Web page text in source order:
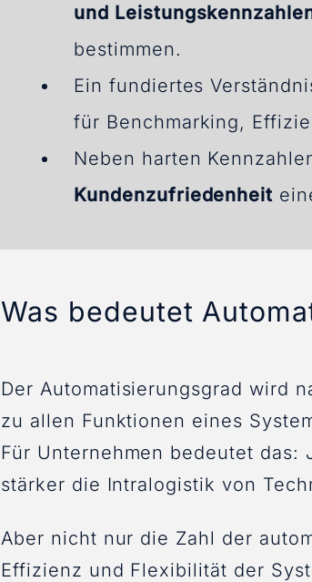
und
bestimmen.
Ein fundiertes
für Benchmarking,
Neben harten
Kundenzufriedenheit
Was bedeutet
Der Automatisierungsgrad wird
zu allen Funktionen eines
Für Unternehmen bedeutet
stärker die Intralogistik von
Aber nicht nur die Zahl der
Effizienz und Flexibilität der